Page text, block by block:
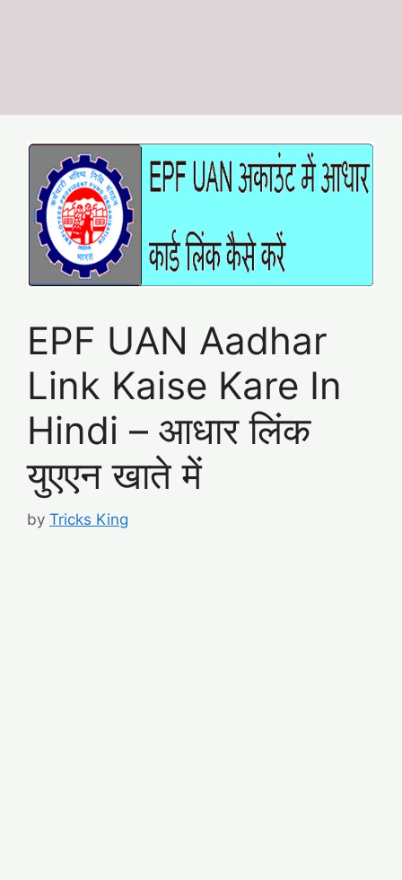
EPF UAN Aadhar
Link Kaise Kare In
Hindi – आधार लिंक
युएएन खाते में
by Tricks King